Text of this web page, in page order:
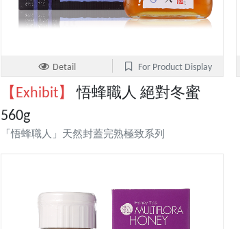
Detail For Product Display
【Exhibit】
悟蜂職人 絕對冬蜜
560g
「悟蜂職人」天然封蓋完熟極致系列